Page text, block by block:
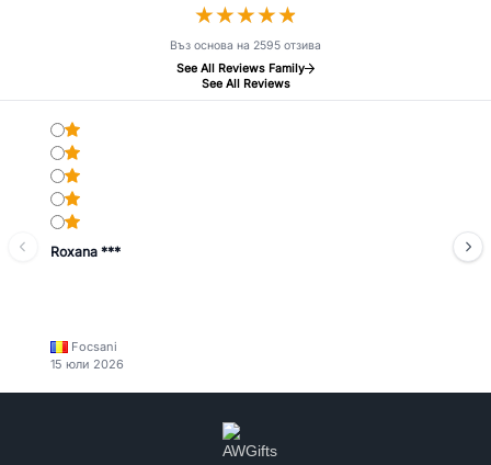
★★★★★
★★★★★
Въз основа на 2595 отзива
See All Reviews Family
See All Reviews
Roxana ***
Focsani
15 юли 2026